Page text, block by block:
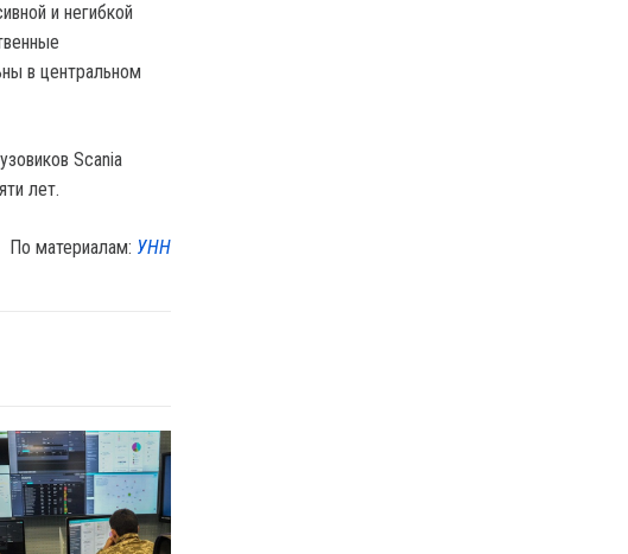
и негибкой
в центральном
Scania
лет.
По материалам: УНН